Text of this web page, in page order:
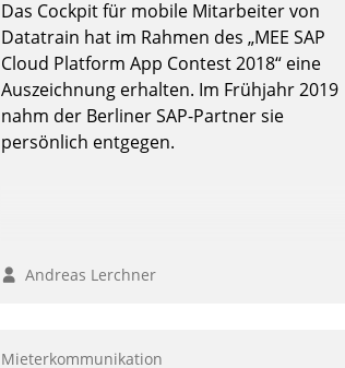
Das Cockpit für mobile Mitarbeiter von
Datatrain hat im Rahmen des „MEE SAP
Cloud Platform App Contest 2018“ eine
Auszeichnung erhalten. Im Frühjahr 2019
nahm der Berliner SAP-Partner sie
persönlich entgegen.
Andreas Lerchner
Mieterkommunikation